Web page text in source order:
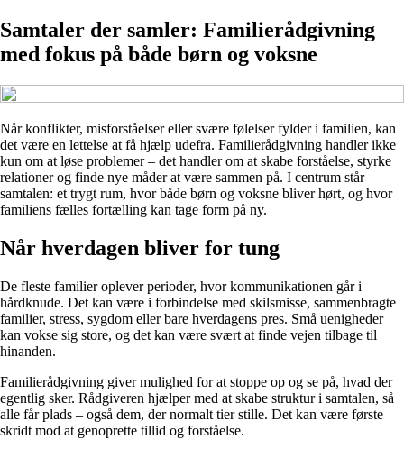
Samtaler der samler: Familierådgivning
med fokus på både børn og voksne
Når konflikter, misforståelser eller svære følelser fylder i familien, kan
det være en lettelse at få hjælp udefra. Familierådgivning handler ikke
kun om at løse problemer – det handler om at skabe forståelse, styrke
relationer og finde nye måder at være sammen på. I centrum står
samtalen: et trygt rum, hvor både børn og voksne bliver hørt, og hvor
familiens fælles fortælling kan tage form på ny.
Når hverdagen bliver for tung
De fleste familier oplever perioder, hvor kommunikationen går i
hårdknude. Det kan være i forbindelse med skilsmisse, sammenbragte
familier, stress, sygdom eller bare hverdagens pres. Små uenigheder
kan vokse sig store, og det kan være svært at finde vejen tilbage til
hinanden.
Familierådgivning giver mulighed for at stoppe op og se på, hvad der
egentlig sker. Rådgiveren hjælper med at skabe struktur i samtalen, så
alle får plads – også dem, der normalt tier stille. Det kan være første
skridt mod at genoprette tillid og forståelse.